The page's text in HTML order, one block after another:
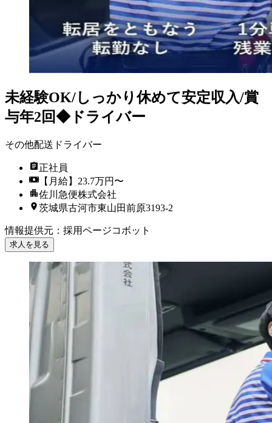
未経験OK/しっかり休めて安定収入/賞
与年2回◆ドライバー
その他配送ドライバー
正社員
【月給】23.7万円〜
佐川急便株式会社
茨城県古河市東山田前原3193-2
情報提供元 ： 採用ページコボット
求人を見る